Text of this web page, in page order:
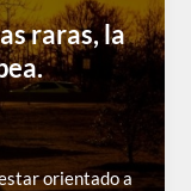
raras, la
orientado a